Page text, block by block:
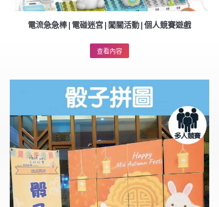
電流急急棒|電碰迷宮|闖關活動|個人競賽遊戲
查看內容